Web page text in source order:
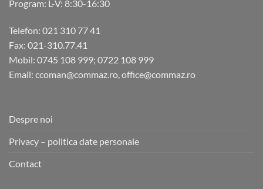
Program: L-V: 8:30-16:30
Telefon: 021 310 77 41
Fax: 021-310.77.41
Mobil: 0745 108 999; 0722 108 999
Email: ccoman@commaz.ro, office@commaz.ro
Despre noi
Privacy – politica date personale
Contact